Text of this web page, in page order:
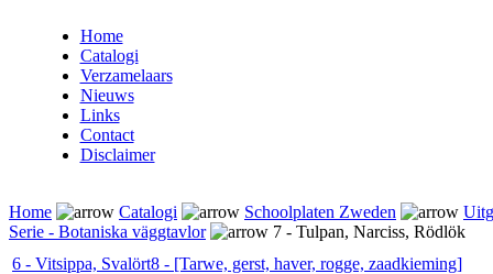
Home
Catalogi
Verzamelaars
Nieuws
Links
Contact
Disclaimer
Home Catalogi Schoolplaten Zweden
Serie - Botaniska väggtavlor
7 - Tulpan, Narciss, Rödlök
6 - Vitsippa, Svalört8 - [Tarwe, gerst, haver, rogge, zaadkieming]